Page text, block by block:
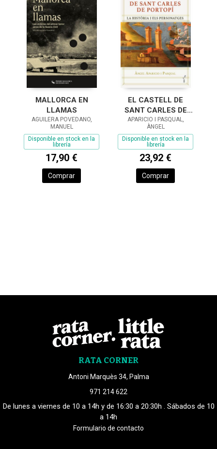
MALLORCA EN
LLAMAS
AGUILERA POVEDANO,
MANUEL
Disponible en stock en la
librería
17,90 €
Comprar
EL CASTELL DE
SANT CARLES DE
PORTOPÍ
APARICIO I PASQUAL,
ÀNGEL
Disponible en stock en la
librería
23,92 €
Comprar
RATA CORNER
Antoni Marquès 34, Palma
971 214 622
De lunes a viernes de 10 a 14h y de 16:30 a 20:30h . Sábados de 10
a 14h
Formulario de contacto